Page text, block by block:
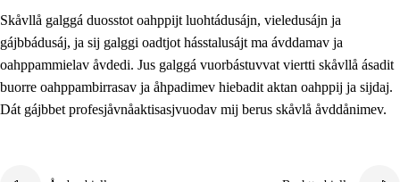
Skåvllå galggá duosstot oahppijt luohtádusájn, vieledusájn ja
gájbbádusáj, ja sij galggi oadtjot hásstalusájt ma ávddamav ja
oahppammielav åvdedi. Jus galggá vuorbástuvvat viertti skåvllå ásadit
buorre oahppambirrasav ja åhpadimev hiebadit aktan oahppij ja sijdaj.
Dát gájbbet profesjåvnåaktisasjvuodav mij berus skåvlå åvddånimev.